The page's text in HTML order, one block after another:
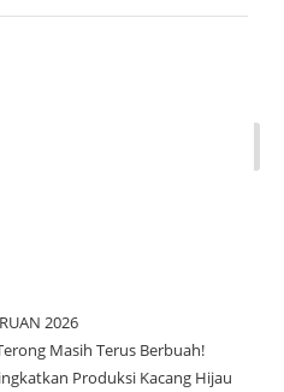
2026
Masih Terus Berbuah!
Produksi Kacang Hijau